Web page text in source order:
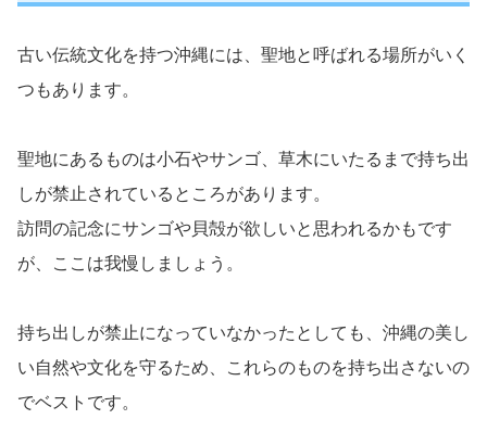
古い伝統文化を持つ沖縄には、聖地と呼ばれる場所がいく
つもあります。
聖地にあるものは小石やサンゴ、草木にいたるまで持ち出
しが禁止されているところがあります。
訪問の記念にサンゴや貝殻が欲しいと思われるかもです
が、ここは我慢しましょう。
持ち出しが禁止になっていなかったとしても、沖縄の美し
い自然や文化を守るため、これらのものを持ち出さないの
でベストです。